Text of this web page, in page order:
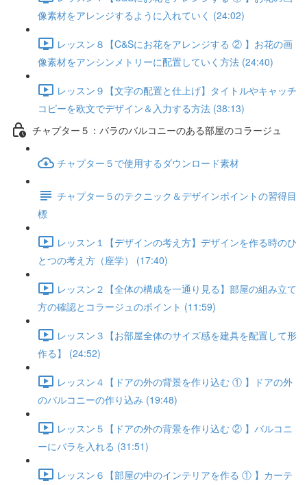
像素材をアレンジするように入れていく (24:02)
レッスン８【C&Sにお花をアレンジする ② 】お花の画
像素材をアンシンメトリーに配置していく方法 (24:40)
レッスン９【文字の配置と仕上げ】タイトルやキャッチ
コピーを欧文でデザイン＆入力する方法 (38:13)
チャプター５：バラのバルコニーのある部屋のコラージュ
チャプター５で使用するダウンロード素材
チャプター５のテクニック＆デザインポイントの習得目
標
レッスン１【デザインの考え方】デザインを作る時のひ
とつの考え方（座学） (17:40)
レッスン２【全体の構成を一通り見る】部屋の組み立て
方の確認とコラージュのポイント (11:59)
レッスン３【お部屋全体のサイズ感を建具を配置して形
作る】 (24:52)
レッスン４【ドアの外の背景を作り込む ① 】ドアの外
のバルコニーの作り込み (19:48)
レッスン５【ドアの外の背景を作り込む ② 】バルコニ
ーにバラを入れる (31:51)
レッスン６【部屋の中のインテリアを作る ① 】カーテ